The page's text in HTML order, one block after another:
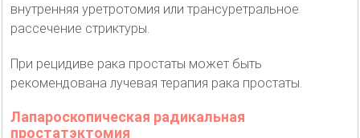
внутренняя уретротомия или трансуретральное
рассечение стриктуры.
При рецидиве рака простаты может быть
рекомендована лучевая терапия рака простаты.
Лапароскопическая радикальная
простатэктомия